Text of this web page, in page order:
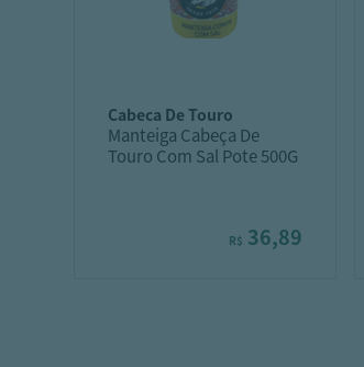
cabeca de touro
Manteiga Cabeça De
Touro Com Sal Pote 500G
R$ 36,89